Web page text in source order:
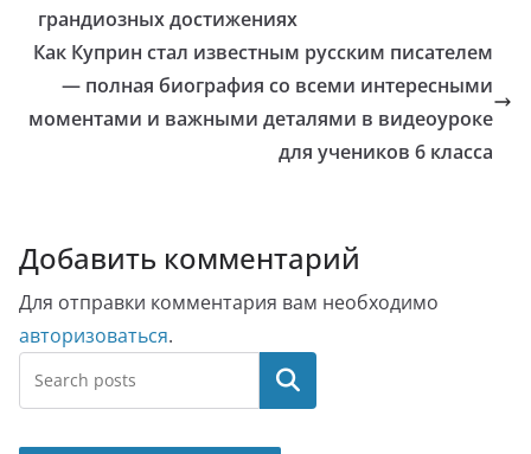
грандиозных достижениях
Как Куприн стал известным русским писателем
— полная биография со всеми интересными
моментами и важными деталями в видеоуроке
для учеников 6 класса
Добавить комментарий
Для отправки комментария вам необходимо
авторизоваться.
Поиск